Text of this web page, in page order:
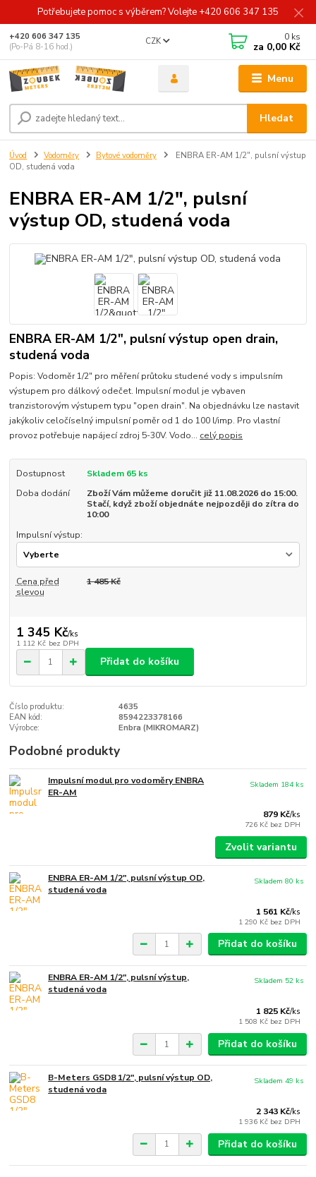
Potřebujete pomoc s výběrem? Volejte +420 606 347 135
Menu
CZK
Hledat
+420 606 347 135
(Po-Pá 8-16 hod.)
0 ks
za 0,00 Kč
Úvod Vodoměry Bytové vodoměry
ENBRA ER-AM 1/2", pulsní výstup
OD, studená voda
ENBRA ER-AM 1/2", pulsní
výstup OD, studená voda
ENBRA ER-AM 1/2", pulsní výstup open drain,
studená voda
Popis: Vodoměr 1/2" pro měření průtoku studené vody s impulsním
výstupem pro dálkový odečet. Impulsní modul je vybaven
tranzistorovým výstupem typu "open drain". Na objednávku lze nastavit
jakýkoliv celočíselný impulsní poměr od 1 do 100 l/imp. Pro vlastní
provoz potřebuje napájecí zdroj 5-30V. Vodo... celý popis
Dostupnost
Skladem 65 ks
Doba dodání
Zboží Vám můžeme doručit již 11.08.2026 do 15:00.
Stačí, když zboží objednáte nejpozději do zítra do
10:00
Impulsní výstup:
Cena před
slevou
1 485 Kč
1 345 Kč/ks
1 112 Kč bez DPH
Přidat do košíku
Číslo produktu:
4635
EAN kód:
8594223378166
Výrobce:
Enbra (MIKROMARZ)
Podobné produkty
Impulsní modul pro vodoměry ENBRA
ER-AM
879 Kč/ks
726 Kč bez DPH
Skladem 184 ks
Zvolit variantu
ENBRA ER-AM 1/2", pulsní výstup OD,
studená voda
1 561 Kč/ks
1 290 Kč bez DPH
Skladem 80 ks
Přidat do košíku
ENBRA ER-AM 1/2", pulsní výstup,
studená voda
1 825 Kč/ks
1 508 Kč bez DPH
Skladem 52 ks
Přidat do košíku
B-Meters GSD8 1/2", pulsní výstup OD,
studená voda
2 343 Kč/ks
1 936 Kč bez DPH
Skladem 49 ks
Přidat do košíku